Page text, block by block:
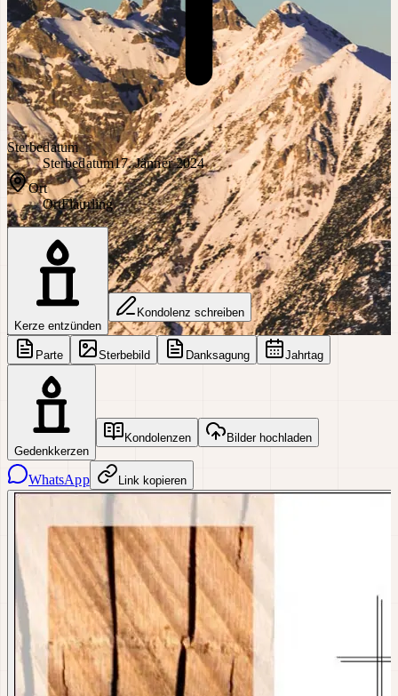
Sterbedatum
Sterbedatum17. Jänner 2024
Ort
OrtFlaurling
Kerze entzünden
Kondolenz schreiben
Parte Sterbebild Danksagung Jahrtag
Gedenkkerzen
Kondolenzen Bilder hochladen
WhatsApp Link kopieren